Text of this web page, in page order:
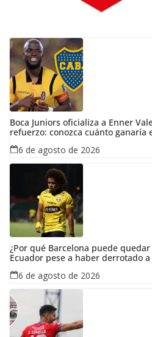
Boca Juniors oficializa a Enner
refuerzo: conozca cuánto ganaría
6 de agosto de 2026
¿Por qué Barcelona puede
Ecuador pese a haber derrotado
6 de agosto de 2026